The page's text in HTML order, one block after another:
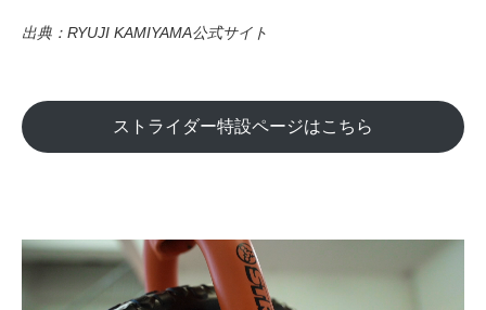
出典： RYUJI KAMIYAMA公式サイト
ストライダー特設ページはこちら